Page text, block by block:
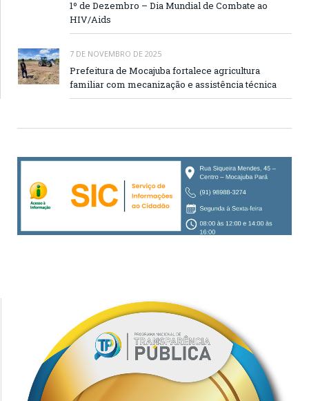
1º de Dezembro – Dia Mundial de Combate ao
HIV/Aids
7 DE NOVEMBRO DE 2025
Prefeitura de Mocajuba fortalece agricultura
familiar com mecanização e assistência técnica